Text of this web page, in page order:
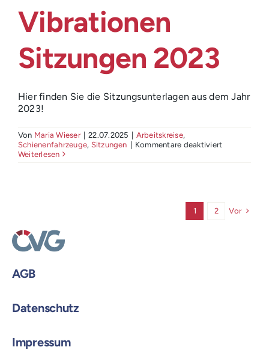
Vibrationen
Sitzungen 2023
Hier finden Sie die Sitzungsunterlagen aus dem Jahr
2023!
Von Maria Wieser 22.07.2025 Arbeitskreise,
Schienenfahrzeuge, Sitzungen Kommentare deaktiviertfür
2023
Weiterlesen
1 2 Vor
AGB
Datenschutz
Impressum